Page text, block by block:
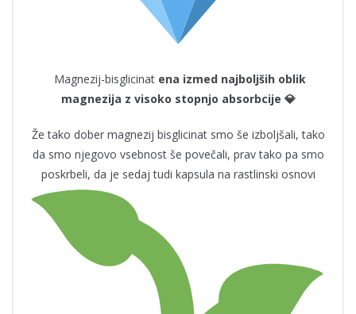
Magnezij-bisglicinatena izmed najboljših oblik
magnezija z visoko stopnjo absorbcije 💎
Že tako dober magnezij bisglicinat smo še izboljšali, tako
da smo njegovo vsebnost še povečali, prav tako pa smo
poskrbeli, da je sedaj tudi kapsula na rastlinski osnovi